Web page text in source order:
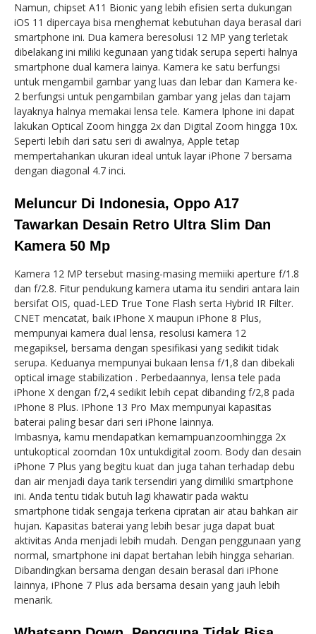
Namun, chipset A11 Bionic yang lebih efisien serta dukungan
iOS 11 dipercaya bisa menghemat kebutuhan daya berasal dari
smartphone ini. Dua kamera beresolusi 12 MP yang terletak
dibelakang ini miliki kegunaan yang tidak serupa seperti halnya
smartphone dual kamera lainya. Kamera ke satu berfungsi
untuk mengambil gambar yang luas dan lebar dan Kamera ke-
2 berfungsi untuk pengambilan gambar yang jelas dan tajam
layaknya halnya memakai lensa tele. Kamera Iphone ini dapat
lakukan Optical Zoom hingga 2x dan Digital Zoom hingga 10x.
Seperti lebih dari satu seri di awalnya, Apple tetap
mempertahankan ukuran ideal untuk layar iPhone 7 bersama
dengan diagonal 4.7 inci.
Meluncur Di Indonesia, Oppo A17
Tawarkan Desain Retro Ultra Slim Dan
Kamera 50 Mp
Kamera 12 MP tersebut masing-masing memiiki aperture f/1.8
dan f/2.8. Fitur pendukung kamera utama itu sendiri antara lain
bersifat OIS, quad-LED True Tone Flash serta Hybrid IR Filter.
CNET mencatat, baik iPhone X maupun iPhone 8 Plus,
mempunyai kamera dual lensa, resolusi kamera 12
megapiksel, bersama dengan spesifikasi yang sedikit tidak
serupa. Keduanya mempunyai bukaan lensa f/1,8 dan dibekali
optical image stabilization . Perbedaannya, lensa tele pada
iPhone X dengan f/2,4 sedikit lebih cepat dibanding f/2,8 pada
iPhone 8 Plus. IPhone 13 Pro Max mempunyai kapasitas
baterai paling besar dari seri iPhone lainnya.
Imbasnya, kamu mendapatkan kemampuanzoomhingga 2x
untukoptical zoomdan 10x untukdigital zoom. Body dan desain
iPhone 7 Plus yang begitu kuat dan juga tahan terhadap debu
dan air menjadi daya tarik tersendiri yang dimiliki smartphone
ini. Anda tentu tidak butuh lagi khawatir pada waktu
smartphone tidak sengaja terkena cipratan air atau bahkan air
hujan. Kapasitas baterai yang lebih besar juga dapat buat
aktivitas Anda menjadi lebih mudah. Dengan penggunaan yang
normal, smartphone ini dapat bertahan lebih hingga seharian.
Dibandingkan bersama dengan desain berasal dari iPhone
lainnya, iPhone 7 Plus ada bersama desain yang jauh lebih
menarik.